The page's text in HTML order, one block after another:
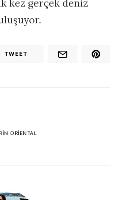
kez gerçek deniz
TWEET
ORIENTAL